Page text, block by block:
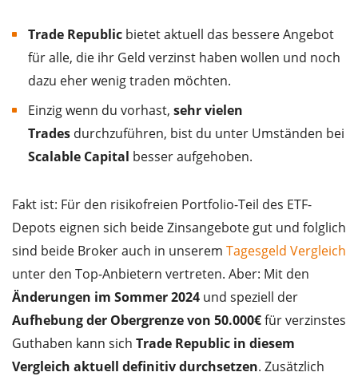
Trade Republic bietet aktuell das bessere Angebot
für alle, die ihr Geld verzinst haben wollen und noch
dazu eher wenig traden möchten.
Einzig wenn du vorhast, sehr vielen
Trades durchzuführen, bist du unter Umständen bei
Scalable Capital besser aufgehoben.
Fakt ist: Für den risikofreien Portfolio-Teil des ETF-
Depots eignen sich beide Zinsangebote gut und folglich
sind beide Broker auch in unserem Tagesgeld Vergleich
unter den Top-Anbietern vertreten. Aber: Mit den
Änderungen im Sommer 2024 und speziell der
Aufhebung der Obergrenze von 50.000€für verzinstes
Guthaben kann sich Trade Republic in diesem
Vergleich aktuell definitiv durchsetzen. Zusätzlich